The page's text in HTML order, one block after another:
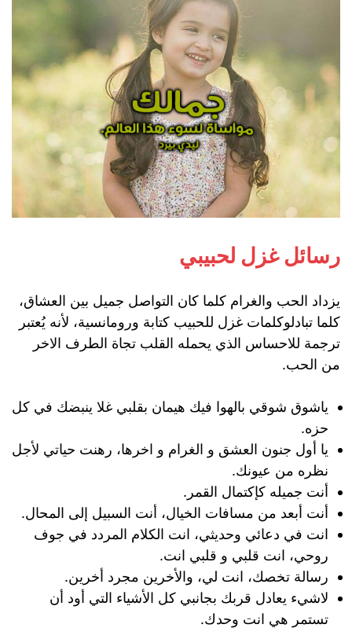
رسائل غزل لحبيبي
يزداد الحب والغرام كلما كان التواصل جميل بين العشاق،
كلما تبادلوكلمات غزل للحبيب كتابة ورومانسية، لأنه يُعتبر
ترجمة للاحساس الذي يحمله القلب تجاة الطرف الاخر
من الحب.
ياشوق شوقي بالهوا فيك هيمان بقلبي غلا ينبضك في كل
حزه.
يا أول جنون العشق و الغرام و اخرها، رهنت حياتي لأجل
نظره من عيونك.
أنت جميله كإكتمال القمر.
أنت أبعد من مسافات الخيال، أنت السبيل إلى المحال.
انت في دعائي وحديثي، انت الكلام المردد في جوف
روحي، انت قلبي و قلبي انت.
رسالة تخصك، انت لي، والأخرين مجرد أخرين.
لاشيء يعادل قربك بجانبي كل الأشياء التي أود أن
تستمر هي انت وحدك.